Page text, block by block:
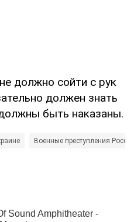
должно сойти с рук
должен знать
быть наказаны.
Военные преступления